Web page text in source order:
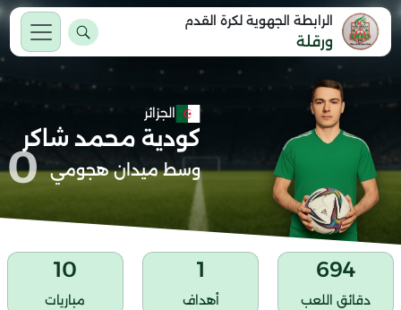
الرابطة الجهوية لكرة القدم
ورقلة
الجزائر
كودية محمد شاكر
وسط ميدان هجومي 0
694
دقائق اللعب
1
أهداف
10
مباريات